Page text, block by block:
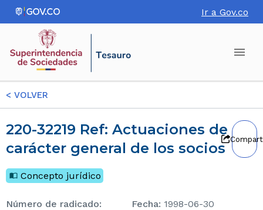
Ir a Gov.co
< VOLVER
220-32219 Ref: Actuaciones de
carácter general de los socios
Concepto jurídico
Número de radicado: Fecha: 1998-06-30